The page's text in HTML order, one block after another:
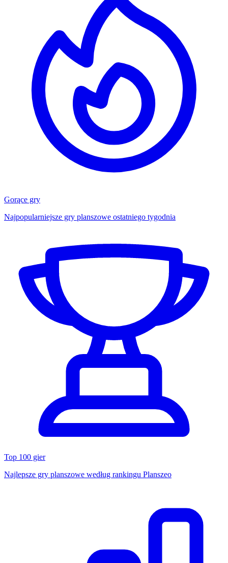
Gorące gry
Najpopularniejsze gry planszowe ostatniego tygodnia
Top 100 gier
Najlepsze gry planszowe według rankingu Planszeo